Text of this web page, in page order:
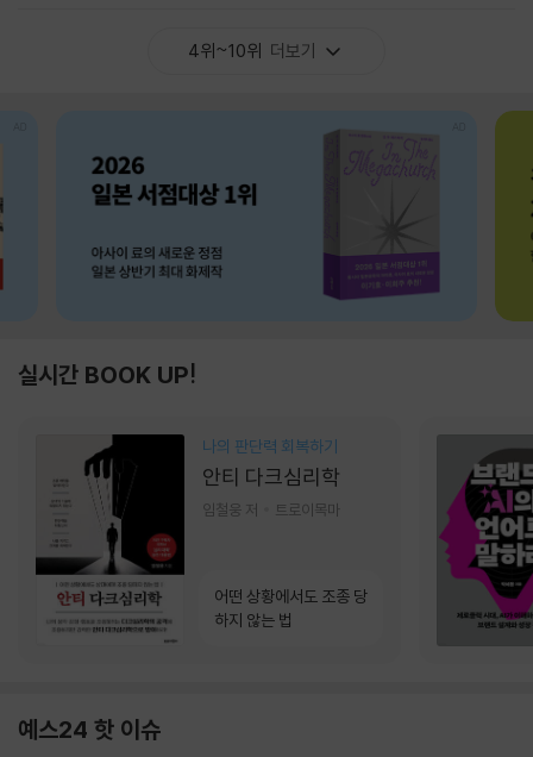
4위~10위 더보기
실시간 BOOK UP!
나의 판단력 회복하기
안티 다크심리학
임철웅 저 트로이목마
어떤 상황에서도 조종 당
하지 않는 법
예스24 핫 이슈